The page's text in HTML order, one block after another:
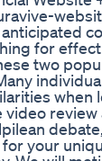
for
two
when
your